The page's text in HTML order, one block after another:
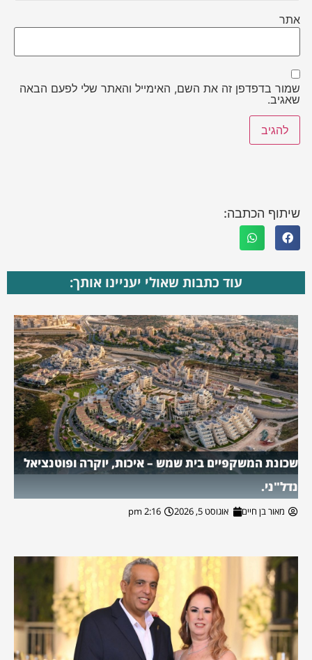
אתר
שמור בדפדפן זה את השם, האימייל והאתר שלי לפעם הבאה
שאגיב.
שיתוף הכתבה:
עוד כתבות שאולי יעניינו אותך:
שכונת המשקפיים בית שמש – איכות, יוקרה ופוטנציאל
נדל"ני.
מאור בן חיים אוגוסט 5, 2026 2:16 pm